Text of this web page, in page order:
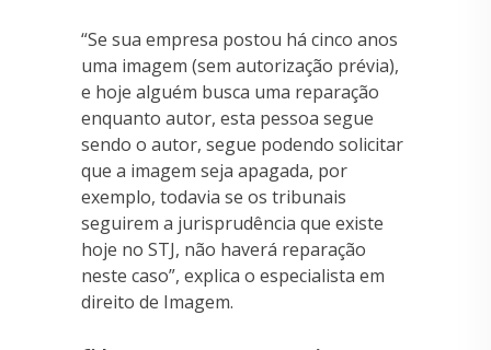
“Se sua empresa postou há cinco anos
uma imagem (sem autorização prévia),
e hoje alguém busca uma reparação
enquanto autor, esta pessoa segue
sendo o autor, segue podendo solicitar
que a imagem seja apagada, por
exemplo, todavia se os tribunais
seguirem a jurisprudência que existe
hoje no STJ, não haverá reparação
neste caso”, explica o especialista em
direito de Imagem.